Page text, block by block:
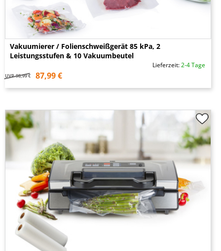
Vakuumierer / Folienschweißgerät 85 kPa, 2
Leistungsstufen & 10 Vakuumbeutel
Lieferzeit:2-4 Tage
UVP 98,99 € 87,99 €